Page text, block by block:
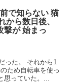
で知らない 猫
から数日後、
撃が 始まっ
った。 それから1
ため自転車を使っ
思っていた。...